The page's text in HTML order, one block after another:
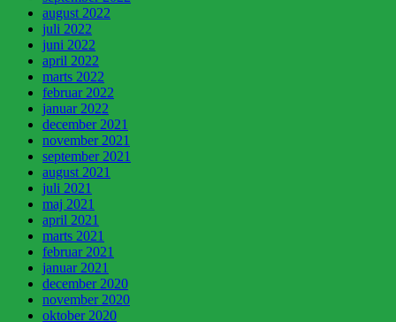
august 2022
juli 2022
juni 2022
april 2022
marts 2022
februar 2022
januar 2022
december 2021
november 2021
september 2021
august 2021
juli 2021
maj 2021
april 2021
marts 2021
februar 2021
januar 2021
december 2020
november 2020
oktober 2020